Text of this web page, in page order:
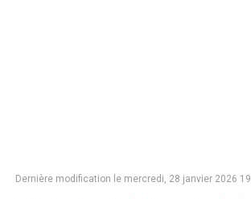
Dernière modification le mercredi, 28 janvier 2026